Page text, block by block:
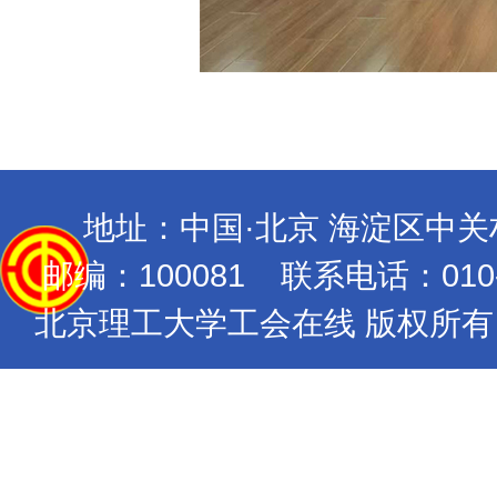
地址：中国·北京 海淀区中
邮编：100081 联系电话：
北京理工大学工会在线 版权所